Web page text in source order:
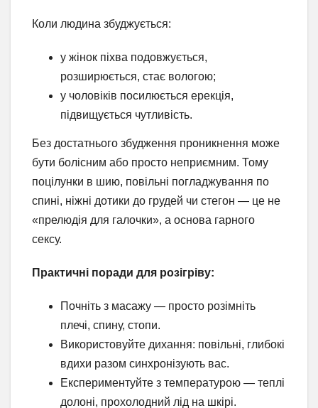
Коли людина збуджується:
у жінок піхва подовжується,
розширюється, стає вологою;
у чоловіків посилюється ерекція,
підвищується чутливість.
Без достатнього збудження проникнення може
бути болісним або просто неприємним. Тому
поцілунки в шию, повільні погладжування по
спині, ніжні дотики до грудей чи стегон — це не
«прелюдія для галочки», а основа гарного
сексу.
Практичні поради для розігріву:
Почніть з масажу — просто розімніть
плечі, спину, стопи.
Використовуйте дихання: повільні, глибокі
вдихи разом синхронізують вас.
Експериментуйте з температурою — теплі
долоні, прохолодний лід на шкірі.